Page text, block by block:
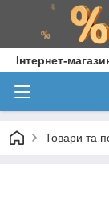
Інтернет-
Товари та